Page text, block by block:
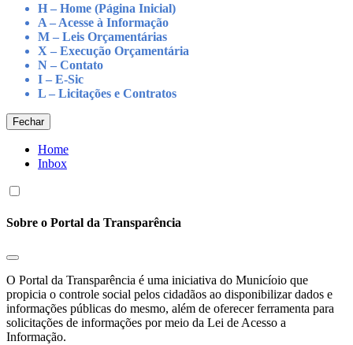
H – Home (Página Inicial)
A – Acesse à Informação
M – Leis Orçamentárias
X – Execução Orçamentária
N – Contato
I – E-Sic
L – Licitações e Contratos
Fechar
Home
Inbox
Sobre o Portal da Transparência
O Portal da Transparência é uma iniciativa do Municíoio que
propicia o controle social pelos cidadãos ao disponibilizar dados e
informações públicas do mesmo, além de oferecer ferramenta para
solicitações de informações por meio da Lei de Acesso a
Informação.